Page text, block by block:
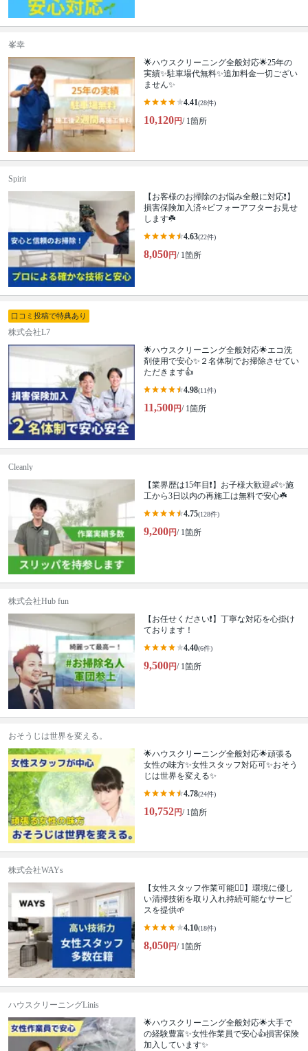
峯幸
🌟ハウスクリーニング全般対応🌟25年の
実績✨駐車場代無料✨追加料金一切ござい
ません✨
4.41(28件)
10,120円/ 1箇所
Spirit
【お客様のお掃除のお悩み全般に対応❗️】
損害保険加入済⭐️ビフォーアフターお見せ
します☘️
4.63(22件)
8,050円/ 1箇所
口コミ投稿で特典あり
株式会社L7
🌟ハウスクリーニング全般対応🌟エコ洗
剤使用で安心✨２名体制でお掃除させてい
ただきます👍
4.98(11件)
11,500円/ 1箇所
Cleanly
【業界歴は15年目❗️】お子様大歓迎👶✨施
工から3日以内の再施工は無料で安心☘️
4.75(128件)
9,200円/ 1箇所
株式会社Hub fun
【お任せください❗️】丁寧な対応を心掛け
ております！
4.40(6件)
9,500円/ 1箇所
おそうじは世界を変える。
🌟ハウスクリーニング全般対応🌟頑張る
女性の味方✨女性スタッフ対応可✨おそう
じは世界を変える✨
4.78(24件)
10,752円/ 1箇所
株式会社WAYs
【女性スタッフ作業可能🙆‍♀️】環境に優し
い清掃技術を取り入れ持続可能なサービ
スを提供🌱
4.10(18件)
8,050円/ 1箇所
ハウスクリーニングLinis
🌟ハウスクリーニング全般対応🌟大手で
の経験豊富✨女性作業員で安心👍損害保険
加入しています✨